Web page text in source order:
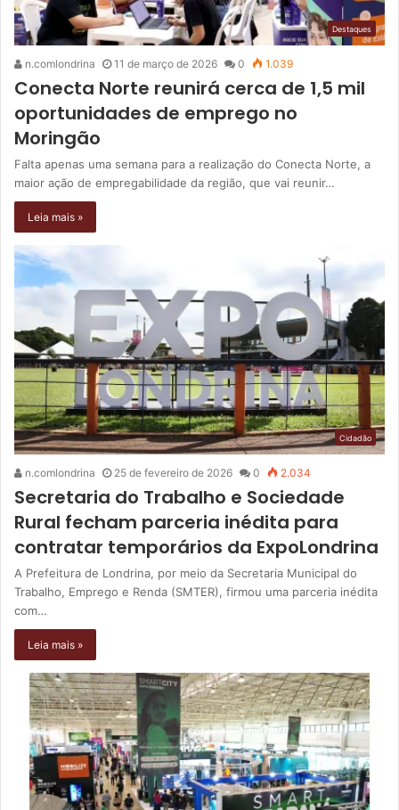
Destaques
n.comlondrina 11 de março de 2026 0 1.039
Conecta Norte reunirá cerca de 1,5 mil
oportunidades de emprego no
Moringão
Falta apenas uma semana para a realização do Conecta Norte, a
maior ação de empregabilidade da região, que vai reunir…
Leia mais »
Cidadão
n.comlondrina 25 de fevereiro de 2026 0 2.034
Secretaria do Trabalho e Sociedade
Rural fecham parceria inédita para
contratar temporários da ExpoLondrina
A Prefeitura de Londrina, por meio da Secretaria Municipal do
Trabalho, Emprego e Renda (SMTER), firmou uma parceria inédita
com…
Leia mais »